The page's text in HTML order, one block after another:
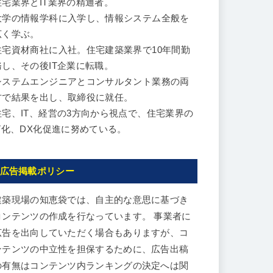
宅業界とIT業界の精通者。
学の情報学科に入学し、情報システム全般を
学ぶ。
宅資材商社に入社。住宅建築業界で10年間勤
し、その後IT企業に転職。
ステムエンジニアとコンサルタント業務の両
で結果を出し、取締役に就任。
宅、IT、経営の3方向から視点で、住宅業界の
、DX化促進に努めている。
広告掲載ポリシー
築現場の知恵袋では、自主的な意思に基づき
ンテンツの作成を行なっています。 事業者に
告を出向していただく場合もありますが、コ
テンツの中立性を担保するために、広告出稿
有無はコンテンツ内ランキングの決定へは関